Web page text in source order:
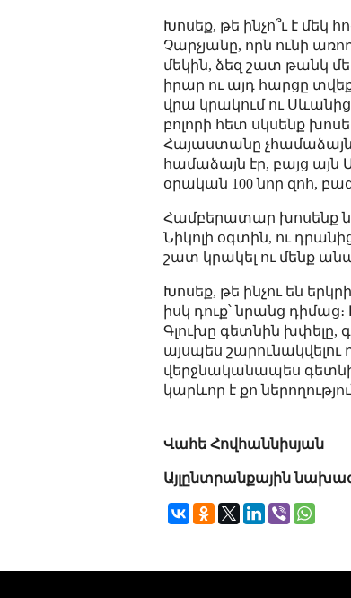
Խոսեք, թե ինչո՞ւ է մեկ
Չարչյանը, որն ունի
մեկին, ձեզ շատ թանկ
իրար ու այդ հարցը
վրա կրակում ու
բոլորի հետ սկսենք
Հայաստանը
համաձայն էր, բայց այն
օրական 100 նոր զոհ,
Համբերատար խոսենք
Նիկոլի օգտին, ու
շատ կրակել ու մենք
Խոսեք, թե ինչու են
իսկ դուք՝ նրանց
Գլուխը գետնին խփելը,
այսպես շարունակվելու
վերջնականապես
կարևոր է քո
Վահե Հովհաննիսյան
Այլընտրանքային